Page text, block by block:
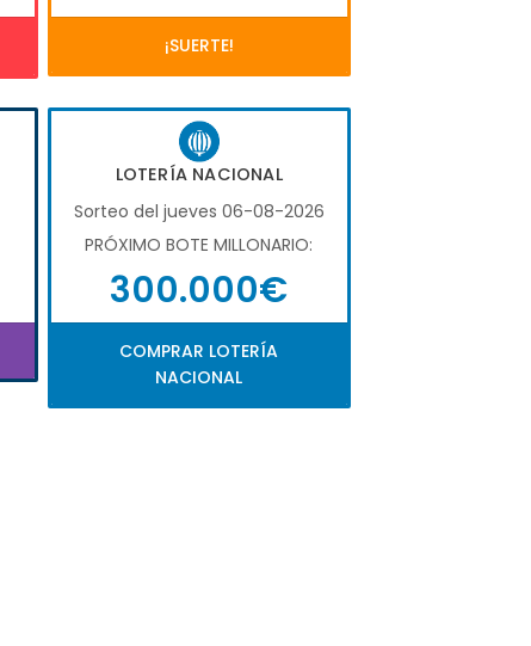
¡SUERTE!
LOTERÍA NACIONAL
Sorteo del jueves 06-08-2026
PRÓXIMO BOTE MILLONARIO:
300.000€
COMPRAR LOTERÍA
NACIONAL